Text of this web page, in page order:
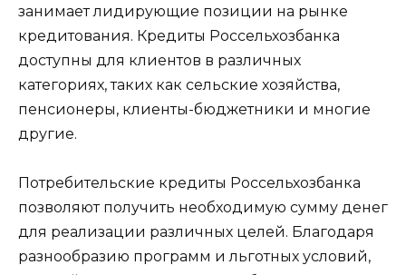
занимает лидирующие позиции на рынке
кредитования. Кредиты Россельхозбанка
доступны для клиентов в различных
категориях, таких как сельские хозяйства,
пенсионеры, клиенты-бюджетники и многие
другие.
Потребительские кредиты Россельхозбанка
позволяют получить необходимую сумму денег
для реализации различных целей. Благодаря
разнообразию программ и льготных условий,